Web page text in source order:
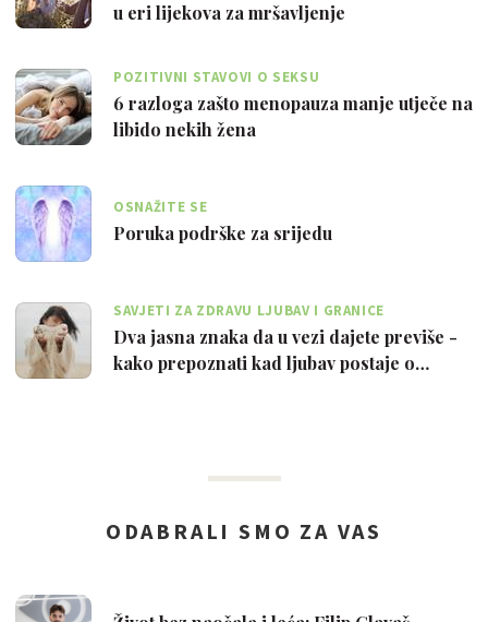
u eri lijekova za mršavljenje
POZITIVNI STAVOVI O SEKSU
6 razloga zašto menopauza manje utječe na
libido nekih žena
OSNAŽITE SE
Poruka podrške za srijedu
SAVJETI ZA ZDRAVU LJUBAV I GRANICE
Dva jasna znaka da u vezi dajete previše -
kako prepoznati kad ljubav postaje o…